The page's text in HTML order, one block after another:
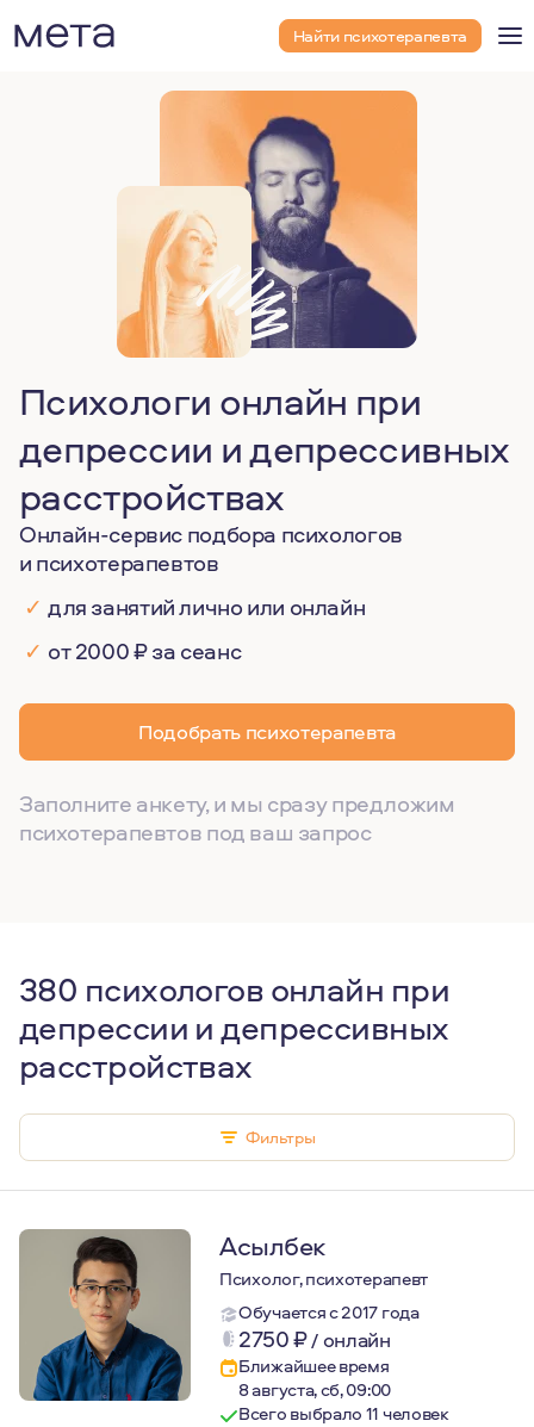
Найти психотерапевта
Психологи онлайн при
депрессии и депрессивных
расстройствах
Онлайн-сервис подбора психологов
и психотерапевтов
✓ для занятий лично или онлайн
✓ от 2000 ₽ за сеанс
Подобрать психотерапевта
Заполните анкету, и мы сразу предложим
психотерапевтов под ваш запрос
380 психологов онлайн при
депрессии и депрессивных
расстройствах
Фильтры
Асылбек
Психолог, психотерапевт
Обучается с 2017 года
2750₽/ онлайн
Ближайшее время
8 августа, сб, 09:00
Всего выбрало 11 человек